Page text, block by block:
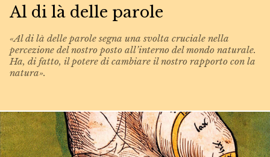
Al di là delle parole
«Al di là delle parole segna una svolta cruciale nella
percezione del nostro posto all’interno del mondo naturale.
Ha, di fatto, il potere di cambiare il nostro rapporto con la
natura».